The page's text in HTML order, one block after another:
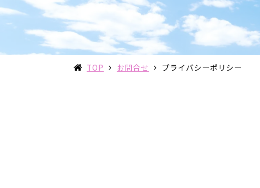
TOP お問合せ プライバシーポリシー